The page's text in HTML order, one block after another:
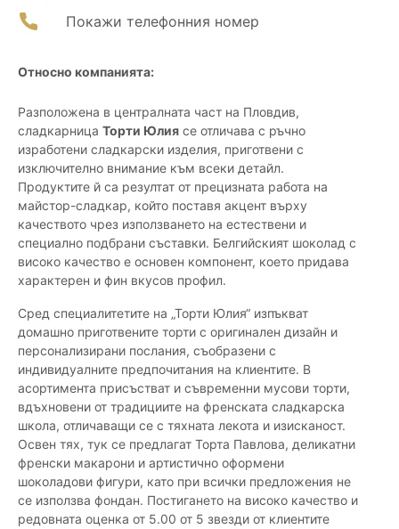
Покажи телефонния номер
Относно компанията:
Разположена в централната част на Пловдив,
сладкарница Торти Юлия се отличава с ръчно
изработени сладкарски изделия, приготвени с
изключително внимание към всеки детайл.
Продуктите й са резултат от прецизната работа на
майстор-сладкар, който поставя акцент върху
качеството чрез използването на естествени и
специално подбрани съставки. Белгийският шоколад с
високо качество е основен компонент, което придава
характерен и фин вкусов профил.
Сред специалитетите на „Торти Юлия“ изпъкват
домашно приготвените торти с оригинален дизайн и
персонализирани послания, съобразени с
индивидуалните предпочитания на клиентите. В
асортимента присъстват и съвременни мусови торти,
вдъхновени от традициите на френската сладкарска
школа, отличаващи се с тяхната лекота и изисканост.
Освен тях, тук се предлагат Торта Павлова, деликатни
френски макарони и артистично оформени
шоколадови фигури, като при всички предложения не
се използва фондан. Постигането на високо качество и
редовната оценка от 5.00 от 5 звезди от клиентите